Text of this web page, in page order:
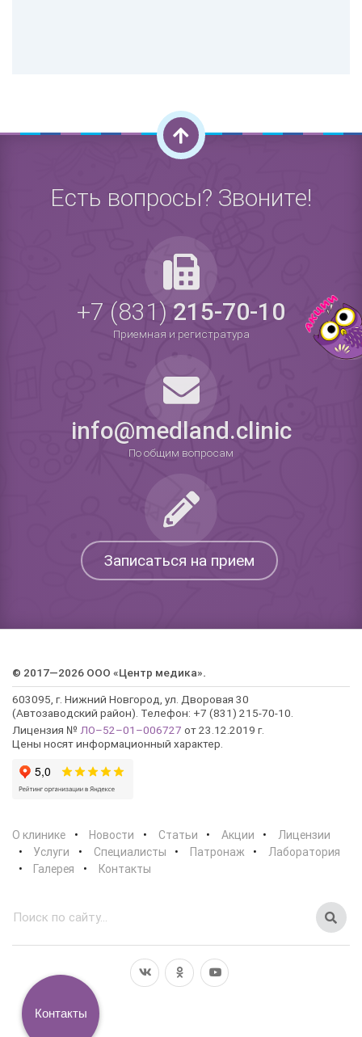
Есть вопросы? Звоните!
+7 (831)215-70-10
Приемная и регистратура
info@medland.clinic
По общим вопросам
Записаться на прием
© 2017—2026 ООО «Центр медика».
603095, г. Нижний Новгород, ул. Дворовая 30
(Автозаводский район). Телефон: +7 (831) 215-70-10.
Лицензия № ЛО–52–01–006727 от 23.12.2019 г.
Цены носят информационный характер.
О клинике Новости Статьи Акции
Лицензии
Услуги
Специалисты Патронаж
Лаборатория
Галерея
Контакты
Контакты